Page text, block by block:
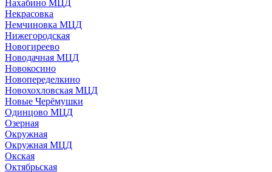
Нахабино МЦД
Некрасовка
Немчиновка МЦД
Нижегородская
Новогиреево
Новодачная МЦД
Новокосино
Новопеределкино
Новохохловская МЦД
Новые Черёмушки
Одинцово МЦД
Озерная
Окружная
Окружная МЦД
Окская
Октябрьская